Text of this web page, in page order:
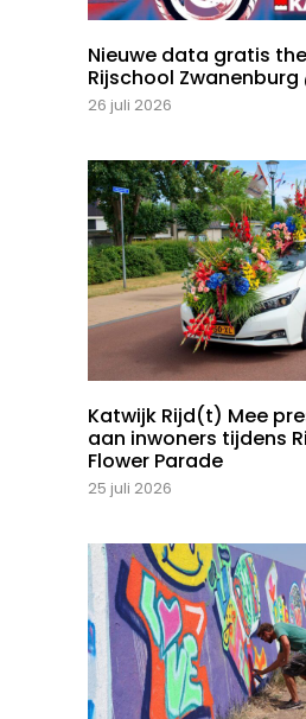
Nieuwe data gratis
Rijschool Zwanenburg
26 juli 2026
Katwijk Rijd(t) Mee
aan inwoners tijdens
Flower Parade
25 juli 2026